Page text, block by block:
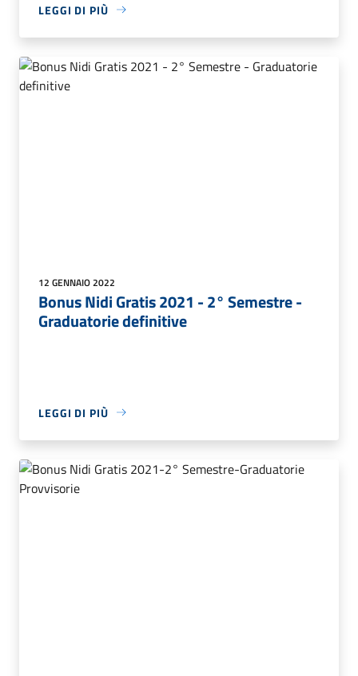
LEGGI DI PIÙ
12 GENNAIO 2022
Bonus Nidi Gratis 2021 - 2° Semestre -
Graduatorie definitive
LEGGI DI PIÙ